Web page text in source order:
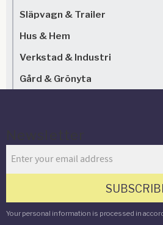
Släpvagn & Trailer
Hus & Hem
Verkstad & Industri
Gård & Grönyta
Your personal information is processed in